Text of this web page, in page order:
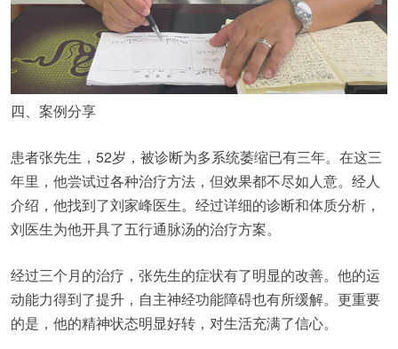
四、案例分享
患者张先生，52岁，被诊断为多系统萎缩已有三年。在这三
年里，他尝试过各种治疗方法，但效果都不尽如人意。经人
介绍，他找到了刘家峰医生。经过详细的诊断和体质分析，
刘医生为他开具了五行通脉汤的治疗方案。
经过三个月的治疗，张先生的症状有了明显的改善。他的运
动能力得到了提升，自主神经功能障碍也有所缓解。更重要
的是，他的精神状态明显好转，对生活充满了信心。